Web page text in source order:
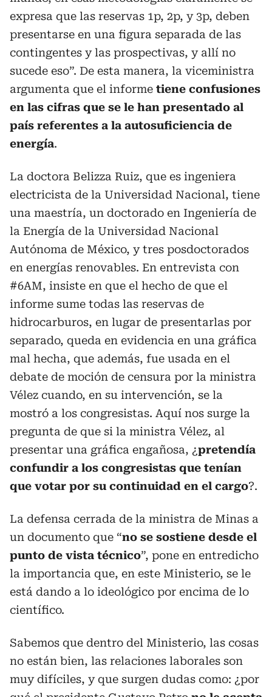
expresa que las reservas 1p, 2p, y 3p, deben
presentarse en una figura separada de las
contingentes y las prospectivas, y allí no
sucede eso”. De esta manera, la viceministra
argumenta que el informe tiene confusiones
en las cifras que se le han presentado al
país referentes a la autosuficiencia de
energía.
La doctora Belizza Ruiz, que es ingeniera
electricista de la Universidad Nacional, tiene
una maestría, un doctorado en Ingeniería de
la Energía de la Universidad Nacional
Autónoma de México, y tres posdoctorados
en energías renovables. En entrevista con
#6AM, insiste en que el hecho de que el
informe sume todas las reservas de
hidrocarburos, en lugar de presentarlas por
separado, queda en evidencia en una gráfica
mal hecha, que además, fue usada en el
debate de moción de censura por la ministra
Vélez cuando, en su intervención, se la
mostró a los congresistas. Aquí nos surge la
pregunta de que si la ministra Vélez, al
presentar una gráfica engañosa, ¿pretendía
confundir a los congresistas que tenían
que votar por su continuidad en el cargo?.
La defensa cerrada de la ministra de Minas a
un documento que “no se sostiene desde el
punto de vista técnico”, pone en entredicho
la importancia que, en este Ministerio, se le
está dando a lo ideológico por encima de lo
científico.
Sabemos que dentro del Ministerio, las cosas
no están bien, las relaciones laborales son
muy difíciles, y que surgen dudas como: ¿por